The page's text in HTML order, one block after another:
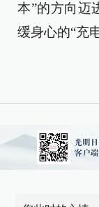
本”的方向迈
缓身心的“充